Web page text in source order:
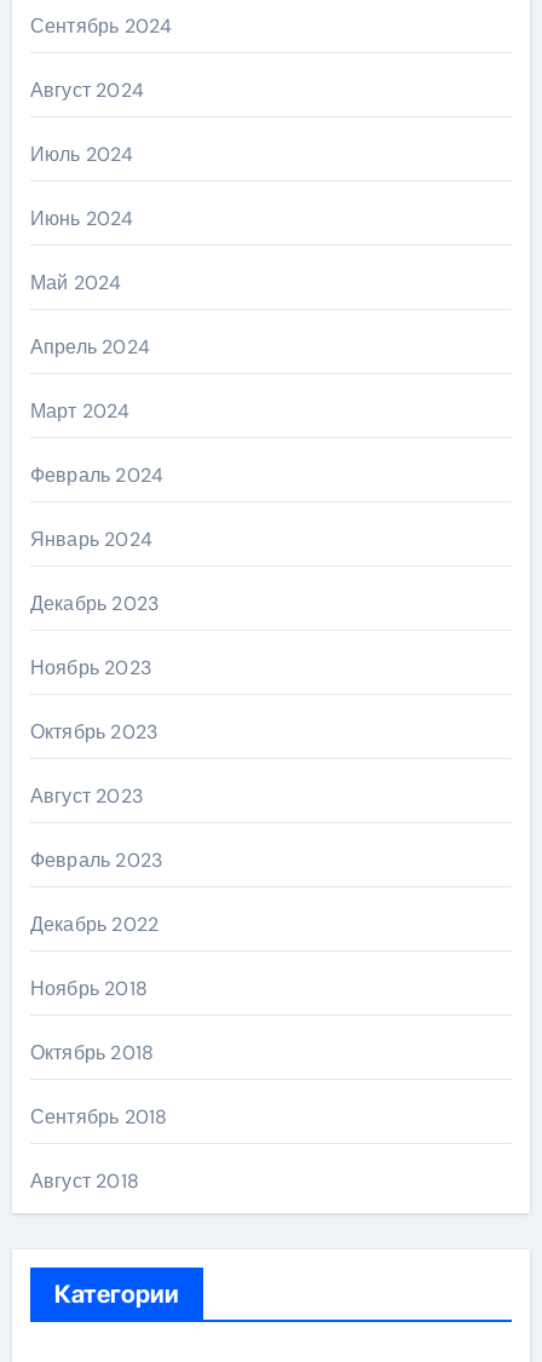
Сентябрь 2024
Август 2024
Июль 2024
Июнь 2024
Май 2024
Апрель 2024
Март 2024
Февраль 2024
Январь 2024
Декабрь 2023
Ноябрь 2023
Октябрь 2023
Август 2023
Февраль 2023
Декабрь 2022
Ноябрь 2018
Октябрь 2018
Сентябрь 2018
Август 2018
Категории